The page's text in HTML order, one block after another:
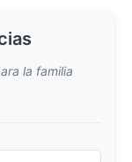
la familia